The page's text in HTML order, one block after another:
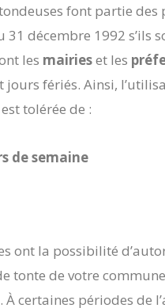
font partie des
décembre 1992 s’ils
les mairieset les
fériés. Ainsi,
tolérée de :
de semaine
ont la possibilité
tonte de votre
certaines périodes de